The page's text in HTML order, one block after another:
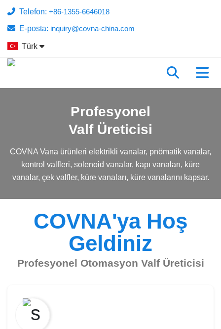
Telefon: +86-1355-6646018
E-posta: inquiry@covna-china.com
Türk
Profesyonel
Valf Üreticisi
COVNA Vana ürünleri elektrikli vanalar, pnömatik vanalar,
kontrol valfleri, solenoid vanalar, kapı vanaları, küre
vanalar, çek valfler, küre vanaları, küre vanalarını kapsar.
COVNA'ya Hoş
Geldiniz
Profesyonel Otomasyon Valf Üreticisi